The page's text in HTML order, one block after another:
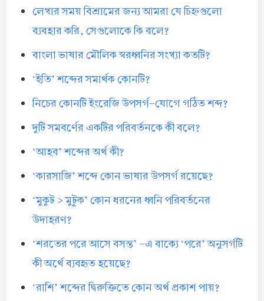
লেখার সময় বিশ্রামের জন্য আমরা যে চিহ্নগুলো
ব্যবহার করি, সেগুলোকে কি বলে?
বাংলা ভাষার মৌলিক স্বরধ্বনির সংখ্যা কতটি?
‘ইতি’ শব্দের সমার্থক কোনটি?
নিচের কোনটি ইংরেজি উপসর্গ-যোগে গঠিত শব্দ?
দুটি সমবর্ণের একটির পরিবর্তনকে কী বলে?
‘আহব’ শব্দের অর্থ কী?
‘কারসাজি’ শব্দে কোন ভাষার উপসর্গ রয়েছে?
‘মুকুট > মুটুক’ কোন ধরনের ধ্বনি পরিবর্তনের
উদাহরণ?
‘শরতের পরে আসে বসন্ত’ -এ বাক্যে ‘পরে’ অনুসর্গটি
কী অর্থে ব্যবহৃত হয়েছে?
‘রাশি’ শব্দের দ্বিরুক্তিতে কোন অর্থ প্রকাশ পায়?